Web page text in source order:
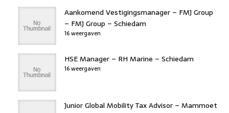
Aankomend Vestigingsmanager – FMJ Group
– FMJ Group – Schiedam
16 weergaven
HSE Manager – RH Marine – Schiedam
16 weergaven
Junior Global Mobility Tax Advisor – Mammoet